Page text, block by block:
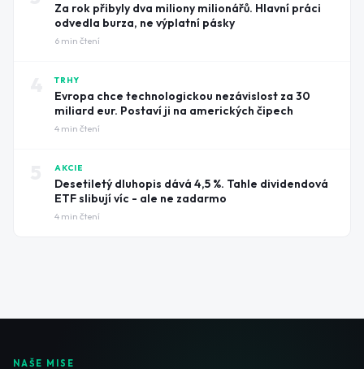
Za rok přibyly dva miliony milionářů. Hlavní práci
odvedla burza, ne výplatní pásky
6 min čtení
TRHY
Evropa chce technologickou nezávislost za 30
miliard eur. Postaví ji na amerických čipech
4 min čtení
AKCIE
Desetiletý dluhopis dává 4,5 %. Tahle dividendová
ETF slibují víc - ale ne zadarmo
4 min čtení
NAŠE MISE